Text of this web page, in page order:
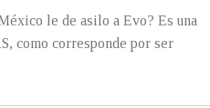
le de asilo a Evo? Es una
como corresponde por ser